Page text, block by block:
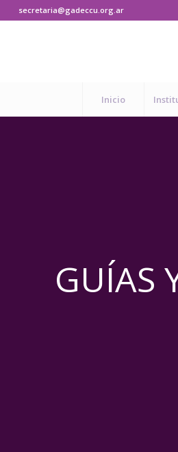
secretaria@gadeccu.org.ar
Inicio
GUÍAS